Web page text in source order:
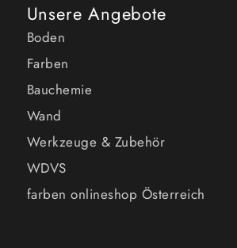
Unsere Angebote
Boden
Farben
Bauchemie
Wand
Werkzeuge & Zubehör
WDVS
farben onlineshop Österreich